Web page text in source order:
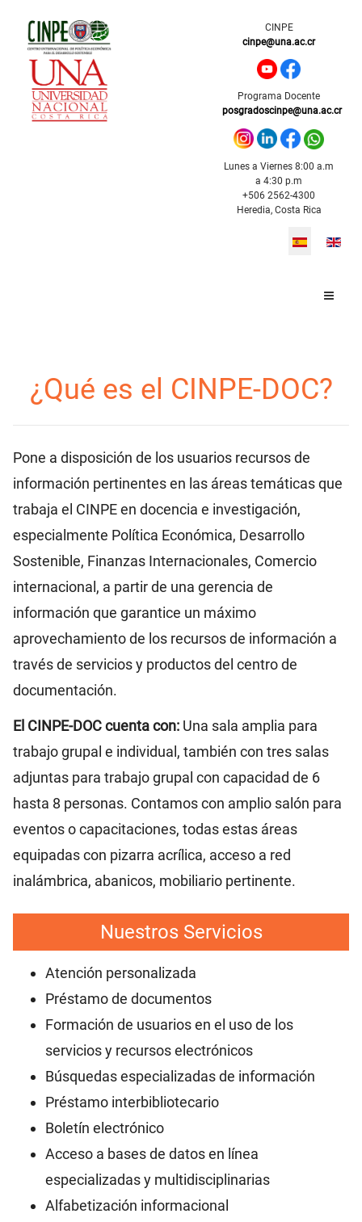
CINPE
cinpe@una.ac.cr
Programa Docente
posgradoscinpe@una.ac.cr
Lunes a Viernes 8:00 a.m
a 4:30 p.m
+506 2562-4300
Heredia, Costa Rica
Seleccione
¿Qué es el CINPE-DOC?
Pone a disposición de los usuarios recursos de
información pertinentes en las áreas temáticas que
trabaja el CINPE en docencia e investigación,
especialmente Política Económica, Desarrollo
Sostenible, Finanzas Internacionales, Comercio
internacional, a partir de una gerencia de
información que garantice un máximo
aprovechamiento de los recursos de información a
través de servicios y productos del centro de
documentación.
El CINPE-DOC cuenta con: Una sala amplia para
trabajo grupal e individual, también con tres salas
adjuntas para trabajo grupal con capacidad de 6
hasta 8 personas. Contamos con amplio salón para
eventos o capacitaciones, todas estas áreas
equipadas con pizarra acrílica, acceso a red
inalámbrica, abanicos, mobiliario pertinente.
Nuestros Servicios
Atención personalizada
Préstamo de documentos
Formación de usuarios en el uso de los
servicios y recursos electrónicos
Búsquedas especializadas de información
Préstamo interbibliotecario
Boletín electrónico
Acceso a bases de datos en línea
especializadas y multidisciplinarias
Alfabetización informacional